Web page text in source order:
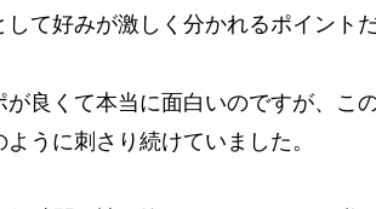
て好みが激しく分かれるポイント
が良くて本当に面白いのですが、こ
うに刺さり続けていました。